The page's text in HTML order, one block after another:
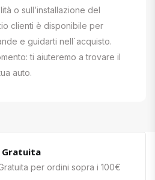
o sull’installazione del
clienti è disponibile per
e guidarti nell`acquisto.
ti aiuteremo a trovare il
auto.
Gratuita
per ordini sopra i 100€